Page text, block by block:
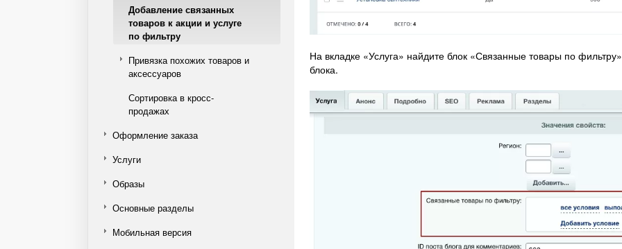
Добавление связанных
товаров к акции и услуге
по фильтру
Привязка похожих товаров и
аксессуаров
Сортировка в кросс-
продажах
Оформление заказа
Услуги
Образы
Основные разделы
Мобильная версия
На вкладке «Услуга» найдите блок «Связанные товары по
блока.